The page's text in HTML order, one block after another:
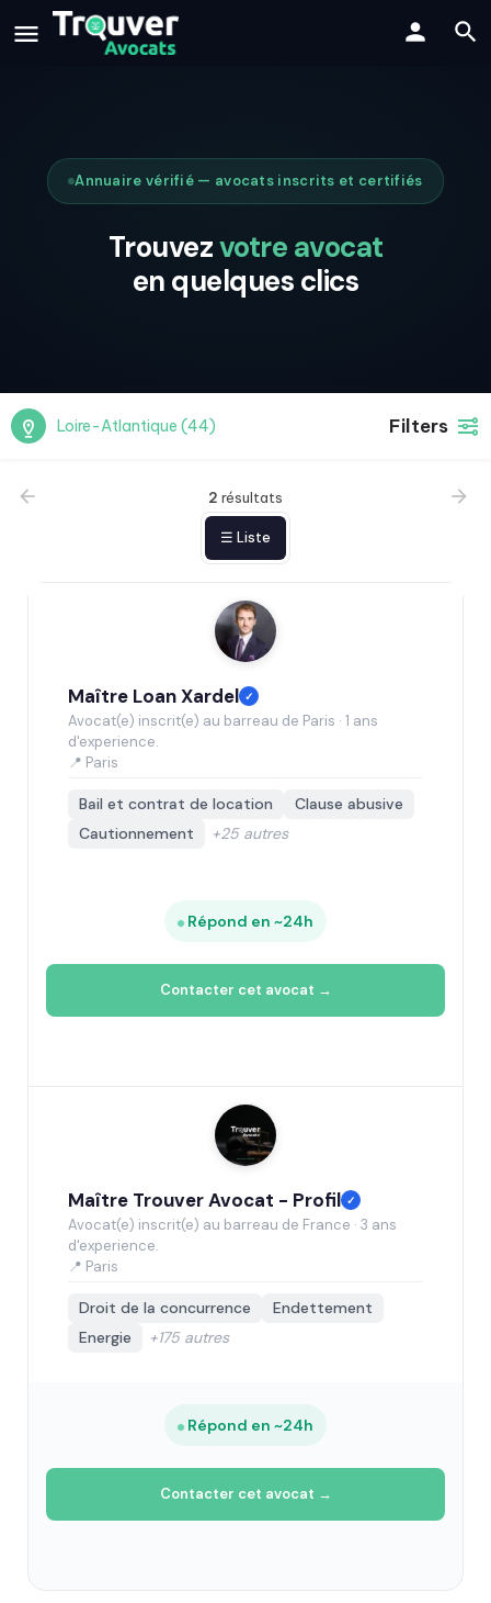
Annuaire vérifié — avocats inscrits et certifiés
Trouvezvotre avocat
en quelques clics
Loire-Atlantique (44) Filters
2 résultats
☰ Liste
Maître Loan Xardel ✓
Avocat(e) inscrit(e) au barreau de Paris · 1 ans
d'experience.
📍 Paris
Bail et contrat de location
Clause abusive
Cautionnement
+25 autres
Répond en ~24h
Contacter cet avocat →
Maître Trouver Avocat - Profil ✓
Avocat(e) inscrit(e) au barreau de France · 3 ans
d'experience.
📍 Paris
Droit de la concurrence
Endettement
Energie
+175 autres
Répond en ~24h
Contacter cet avocat →